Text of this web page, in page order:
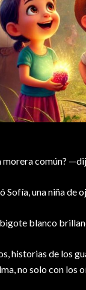
morera común?
una niña de
blanco
historias de los
no solo con los